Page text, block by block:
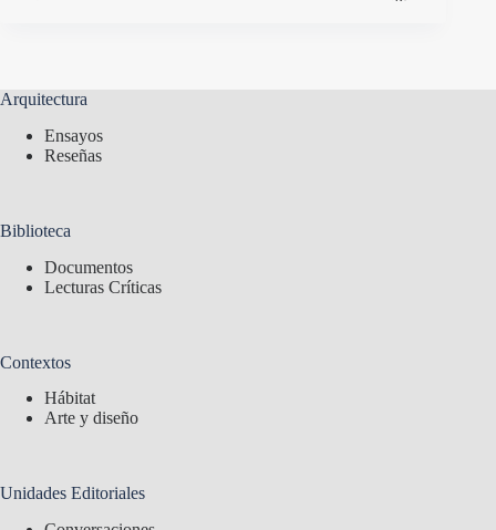
Arquitectura
Ensayos
Reseñas
Biblioteca
Documentos
Lecturas Críticas
Contextos
Hábitat
Arte y diseño
Unidades Editoriales